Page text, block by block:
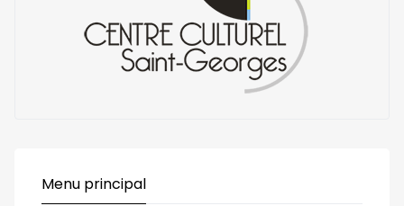
Menu principal